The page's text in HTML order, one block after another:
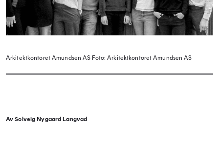
Arkitektkontoret Amundsen AS Foto: Arkitektkontoret Amundsen AS
Av Solveig Nygaard Langvad